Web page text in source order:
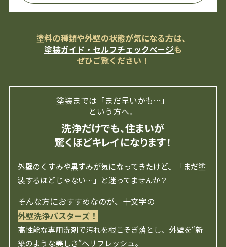
塗料の種類や外壁の状態が気になる方は、
塗装ガイド・セルフチェックページも
ぜひご覧ください！
塗装までは「まだ早いかも…」
という方へ。
洗浄だけでも、住まいが
驚くほどキレイになります！
外壁のくすみや黒ずみが気になってきたけど、「まだ塗
装するほどじゃない…」と迷ってませんか？
そんな方におすすめなのが、十文字の
外壁洗浄バスターズ！
高性能な専用洗剤で汚れを根こそぎ落とし、外壁を“新
築のような美しさ”へリフレッシュ。